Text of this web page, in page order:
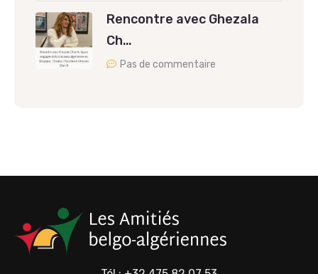
Rencontre avec Ghezala
Ch…
Pas de commentaire